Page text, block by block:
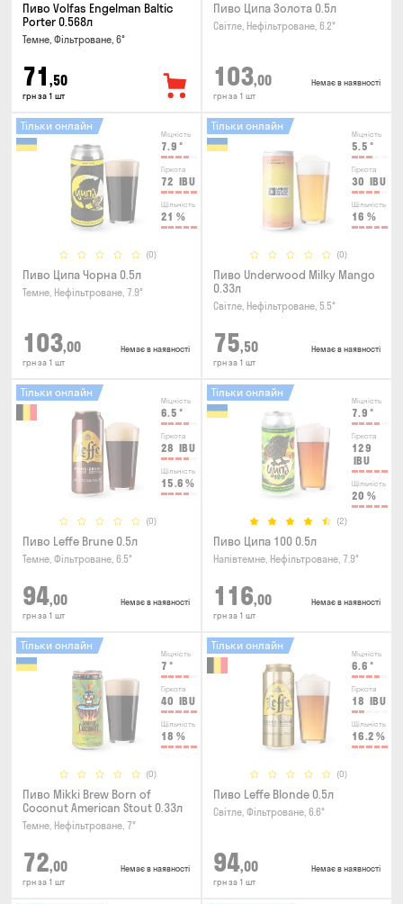
Пиво Volfas Engelman Baltic
Porter 0.568л
Темне, Фільтроване, 6°
71 ,50
грн за 1 шт
Пиво Ципа Золота 0.5л
Світле, Нефільтроване, 6.2°
103,00
грн за 1 шт
Немає в наявності
Міцність
7.9 °
Гіркота
72 IBU
Щільність
21 %
(0)
Тільки онлайн
Пиво Ципа Чорна 0.5л
Темне, Нефільтроване, 7.9°
103,00
грн за 1 шт
Немає в наявності
Міцність
5.5 °
Гіркота
30 IBU
Щільність
16 %
(0)
Тільки онлайн
Пиво Underwood Milky Mango
0.33л
Світле, Нефільтроване, 5.5°
75,50
грн за 1 шт
Немає в наявності
Міцність
6.5 °
Гіркота
28 IBU
Щільність
15.6 %
(0)
Тільки онлайн
Пиво Leffe Brune 0.5л
Темне, Фільтроване, 6.5°
94,00
грн за 1 шт
Немає в наявності
Міцність
7.9 °
Гіркота
129
IBU
Щільність
20 %
(2)
Тільки онлайн
Пиво Ципа 100 0.5л
Напівтемне, Нефільтроване, 7.9°
116,00
грн за 1 шт
Немає в наявності
Міцність
7 °
Гіркота
40 IBU
Щільність
18 %
(0)
Тільки онлайн
Пиво Mikki Brew Born of
Coconut American Stout 0.33л
Темне, Нефільтроване, 7°
72,00
грн за 1 шт
Немає в наявності
Міцність
6.6 °
Гіркота
18 IBU
Щільність
16.2 %
(0)
Тільки онлайн
Пиво Leffe Blonde 0.5л
Світле, Фільтроване, 6.6°
94,00
грн за 1 шт
Немає в наявності